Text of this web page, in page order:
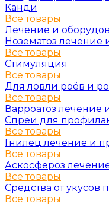
Канди
Все товары
Лечение и
Нозематоз лечение
Все товары
Стимуляция
Все товары
Для ловли роёв и
Все товары
Варроатоз лечение
Спреи для
Все товары
Гнилец лечение и
Все товары
Аскосфероз
Все товары
Средства от
Все товары